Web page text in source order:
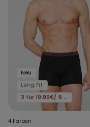
Neu
Long Fit
3 für 19,99€/ 6 für 29,99€
4 Farben